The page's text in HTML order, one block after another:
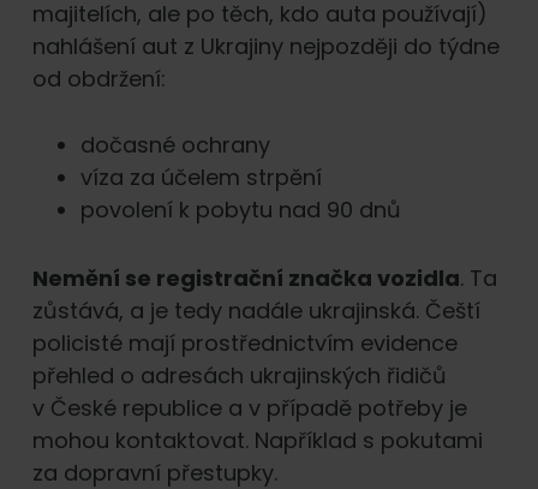
majitelích, ale po těch, kdo auta používají)
nahlášení aut z Ukrajiny nejpozději do týdne
od obdržení:
dočasné ochrany
víza za účelem strpění
povolení k pobytu nad 90 dnů
Nemění se registrační značka vozidla. Ta
zůstává, a je tedy nadále ukrajinská. Čeští
policisté mají prostřednictvím evidence
přehled o adresách ukrajinských řidičů
v České republice a v případě potřeby je
mohou kontaktovat. Například s pokutami
za dopravní přestupky.